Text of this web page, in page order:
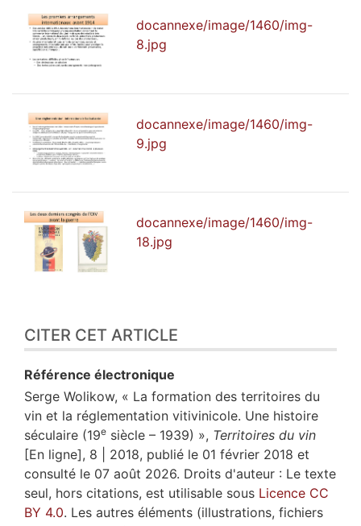
docannexe/image/1460/img-
8.jpg
docannexe/image/1460/img-
9.jpg
docannexe/image/1460/img-
18.jpg
CITER CET ARTICLE
Référence électronique
Serge Wolikow, « La formation des territoires du
vin et la réglementation vitivinicole. Une histoire
séculaire (19e siècle – 1939) », Territoires du vin
[En ligne], 8 | 2018, publié le 01 février 2018 et
consulté le 07 août 2026. Droits d'auteur : Le texte
seul, hors citations, est utilisable sous Licence CC
BY 4.0. Les autres éléments (illustrations, fichiers